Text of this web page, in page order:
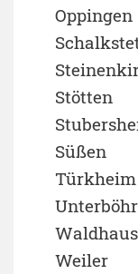
Oppingen
Stötten
Süßen
Türkheim
Weiler